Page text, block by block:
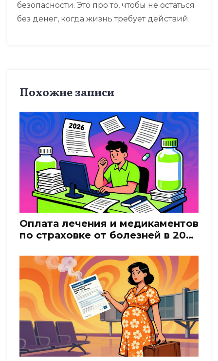
безопасности. Это про то, чтобы не остаться
без денег, когда жизнь требует действий.
Похожие записи
Оплата лечения и медикаментов
по страховке от болезней в 2026